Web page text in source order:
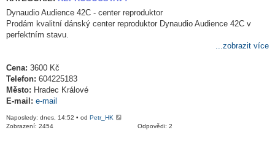
Dynaudio Audience 42C - center reproduktor
Prodám kvalitní dánský center reproduktor Dynaudio Audience 42C v
perfektním stavu.
...zobrazit více
Cena: 3600 Kč
Telefon: 604225183
Město: Hradec Králové
E-mail: e-mail
Naposledy: dnes, 14:52 • od Petr_HK
Odpovědi: 2
Zobrazení: 2454